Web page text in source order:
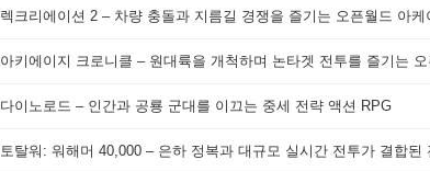
렉크리에이션 2 – 차량 충돌과 지름길 경쟁을 즐기는 오픈월드 아케
아키에이지 크로니클 – 원대륙을 개척하며 논타겟 전투를 즐기는
다이노로드 – 인간과 공룡 군대를 이끄는 중세 전략 액션 RPG
토탈워: 워해머 40,000 – 은하 정복과 대규모 실시간 전투가 결합된